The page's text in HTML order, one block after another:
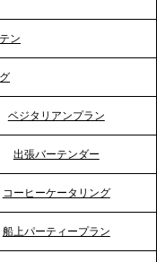
ングのセカンド
食」が会話のス
してのケータ
ン
ベジタリアンプラン
出張バーテンダー
コーヒーケータリング
船上パーティープラン